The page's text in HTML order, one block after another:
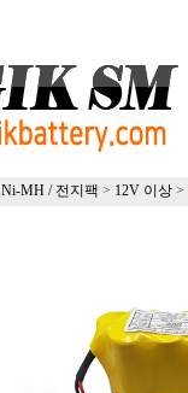
Ni-MH / 전지팩 > 12V 이상 >